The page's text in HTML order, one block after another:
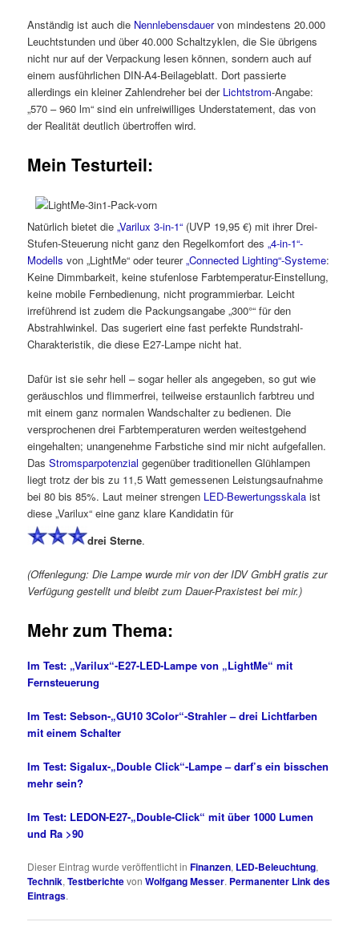
Anständig ist auch die Nennlebensdauervon mindestens 20.000
Leuchtstunden und über 40.000 Schaltzyklen, die Sie übrigens
nicht nur auf der Verpackung lesen können, sondern auch auf
einem ausführlichen DIN-A4-Beilageblatt. Dort passierte
allerdings ein kleiner Zahlendreher bei der Lichtstrom-Angabe:
„570 – 960 lm“ sind ein unfreiwilliges Understatement, das von
der Realität deutlich übertroffen wird.
Mein Testurteil:
Natürlich bietet die„Varilux 3-in-1“ (UVP 19,95 €) mit ihrer Drei-
Stufen-Steuerung nicht ganz den Regelkomfort des„4-in-1“-
Modells von „LightMe“ oder teurer„Connected Lighting“-Systeme:
Keine Dimmbarkeit, keine stufenlose Farbtemperatur-Einstellung,
keine mobile Fernbedienung, nicht programmierbar. Leicht
irreführend ist zudem die Packungsangabe „300°“ für den
Abstrahlwinkel. Das sugeriert eine fast perfekte Rundstrahl-
Charakteristik, die diese E27-Lampe nicht hat.
Dafür ist sie sehr hell – sogar heller als angegeben, so gut wie
geräuschlos und flimmerfrei, teilweise erstaunlich farbtreu und
mit einem ganz normalen Wandschalter zu bedienen. Die
versprochenen drei Farbtemperaturen werden weitestgehend
eingehalten; unangenehme Farbstiche sind mir nicht aufgefallen.
DasStromsparpotenzial gegenüber traditionellen Glühlampen
liegt trotz der bis zu 11,5 Watt gemessenen Leistungsaufnahme
bei 80 bis 85%. Laut meiner strengen LED-Bewertungsskala ist
diese „Varilux“ eine ganz klare Kandidatin für
drei Sterne.
(Offenlegung: Die Lampe wurde mir von der IDV GmbH gratis zur
Verfügung gestellt und bleibt zum Dauer-Praxistest bei mir.)
Mehr zum Thema:
Im Test: „Varilux“-E27-LED-Lampe von „LightMe“ mit
Fernsteuerung
Im Test: Sebson-„GU10 3Color“-Strahler – drei Lichtfarben
mit einem Schalter
Im Test: Sigalux-„Double Click“-Lampe – darf’s ein bisschen
mehr sein?
Im Test: LEDON-E27-„Double-Click“ mit über 1000 Lumen
und Ra >90
Dieser Eintrag wurde veröffentlicht inFinanzen, LED-Beleuchtung,
Technik,TestberichtevonWolfgang Messer. Permanenter Link des
Eintrags.